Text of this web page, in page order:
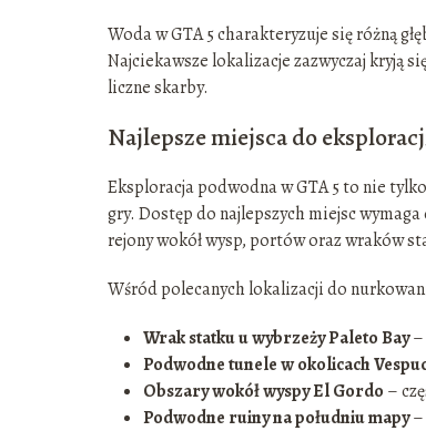
Woda w GTA 5 charakteryzuje się różną
Najciekawsze lokalizacje zazwyczaj kryją
liczne skarby.
Najlepsze miejsca do
Eksploracja podwodna w GTA 5 to nie
gry. Dostęp do najlepszych miejsc
rejony wokół wysp, portów oraz wraków
Wśród polecanych lokalizacji do
Wrak statku u wybrzeży Paleto Bay–
Podwodne tunele w okolicach
Obszary wokół wyspy El Gordo –
Podwodne ruiny na południu mapy–